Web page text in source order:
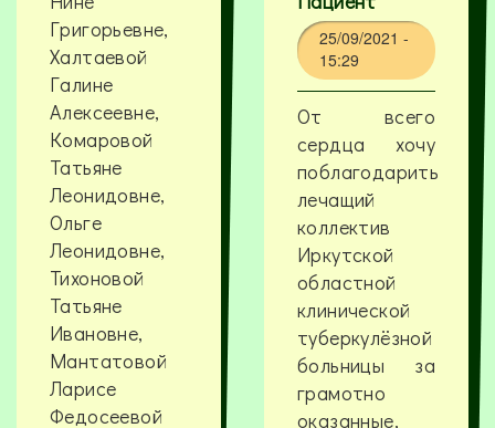
Григорьевне,
Халтаевой
Галине
Алексеевне,
Комаровой
Татьяне
Леонидовне,
Ольге
Леонидовне,
Тихоновой
Татьяне
Ивановне,
Мантатовой
Ларисе
Федосеевой
25/09/2021 -
15:29
От всего
сердца хочу
поблагодарить
лечащий
коллектив
Иркутской
областной
клинической
туберкулёзной
больницы за
грамотно
оказанные,